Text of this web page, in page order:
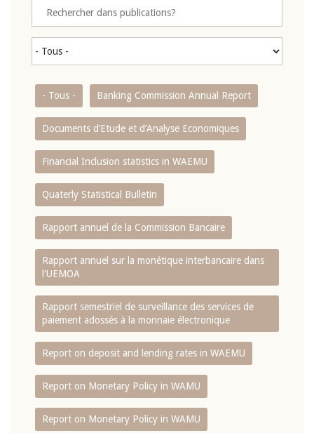
- Tous - Banking Commission Annual Report
Documents d’Etude et d’Analyse Economiques
Financial Inclusion statistics in WAEMU
Quaterly Statistical Bulletin
Rapport annuel de la Commission Bancaire
Rapport annuel sur la monétique interbancaire dans
l'UEMOA
Rapport semestriel de surveillance des services de
paiement adossés à la monnaie électronique
Report on deposit and lending rates in WAEMU
Report on Monetary Policy in WAMU
Report on Monetary Policy in WAMU